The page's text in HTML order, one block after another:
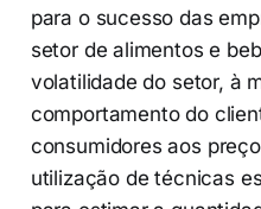
para o sucesso das
setor de alimentos e
volatilidade do setor, à
comportamento do
consumidores aos
utilização de técnicas